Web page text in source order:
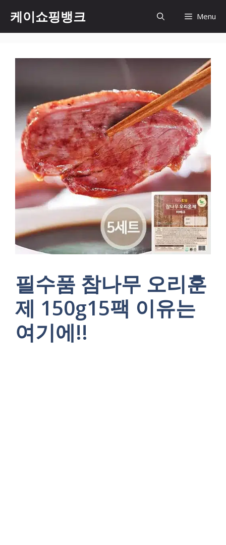
content
케이쇼핑뱅크 Menu
필수품 참나무 오리훈
제 150g15팩 이유는
여기에!!